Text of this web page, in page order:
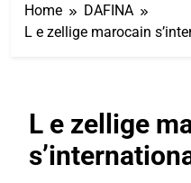
Home
DAFINA
L e zellige marocain
L e zellige